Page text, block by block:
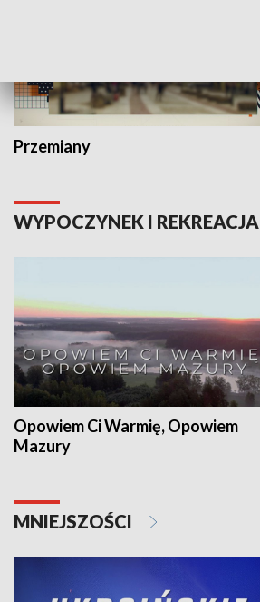
Przemiany
WYPOCZYNEK I REKREACJA
Opowiem Ci Warmię, Opowiem
Mazury
MNIEJSZOŚCI